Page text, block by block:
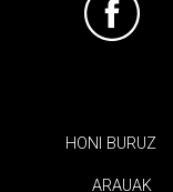
HONI BURUZ
ARAUAK